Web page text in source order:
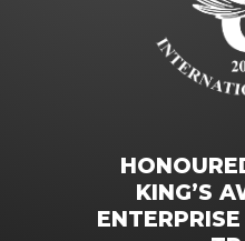
KING’S